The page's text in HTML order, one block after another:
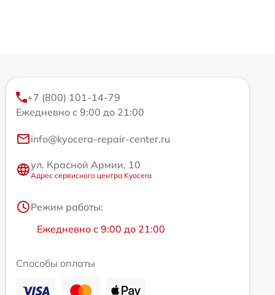
+7 (800) 101-14-79
Ежедневно с 9:00 до 21:00
info@kyocera-repair-center.ru
ул. Красной Армии, 10
Адрес сервисного центра Kyocera
Режим работы:
Ежедневно с 9:00 до 21:00
Способы оплаты